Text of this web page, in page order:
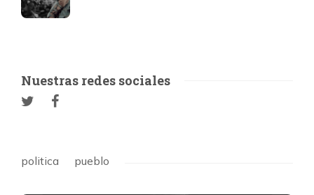
Nuestras redes sociales
politica pueblo